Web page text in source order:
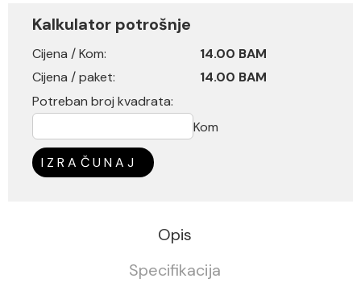
Kalkulator potrošnje
Cijena / Kom:
14.00 BAM
Cijena / paket:
14.00 BAM
Potreban broj kvadrata:
Kom
IZRAČUNAJ
Opis
Specifikacija